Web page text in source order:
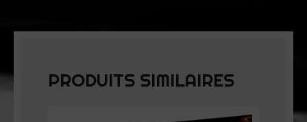
PRODUITS SIMILAIRES